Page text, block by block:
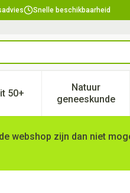
Snelle beschikbaarheid
categorieen kinderen
50+submenu voor Vitaliteit
Natuur
geneeskunde
Toon
webshop zijn dan niet